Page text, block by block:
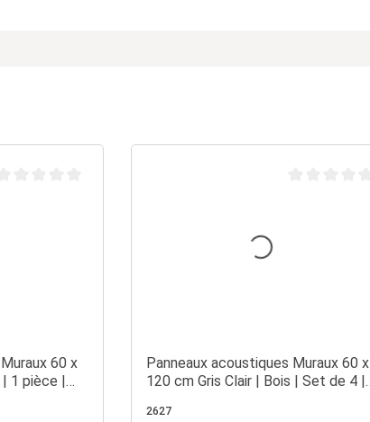
60 x
| 1 pièce |
Panneaux acoustiques Muraux 60 x
120 cm Gris Clair | Bois | Set de 4 |
2627